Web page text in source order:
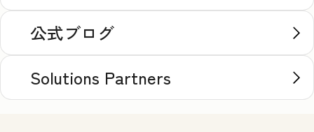
公式ブログ
Solutions Partners